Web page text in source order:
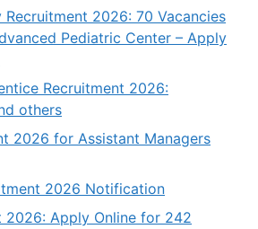
Recruitment 2026: 70 Vacancies
Pediatric Center – Apply
Recruitment 2026:
others
2026 for Assistant Managers
2026 Notification
2026: Apply Online for 242